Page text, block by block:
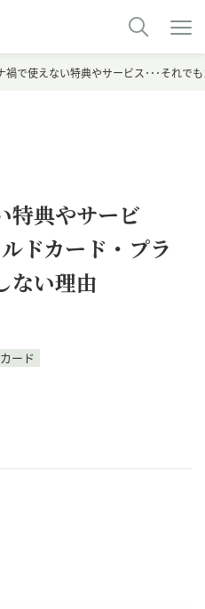
禍で使えない特典やサービス･･･それで
特典やサービ
ドカード・プラ
ない理由
ード